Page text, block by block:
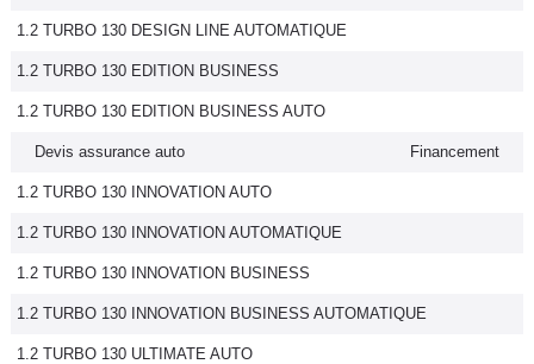
1.2 TURBO 130 DESIGN LINE AUTOMATIQUE
1.2 TURBO 130 EDITION BUSINESS
1.2 TURBO 130 EDITION BUSINESS AUTO
Devis assurance auto Financement
1.2 TURBO 130 INNOVATION AUTO
1.2 TURBO 130 INNOVATION AUTOMATIQUE
1.2 TURBO 130 INNOVATION BUSINESS
1.2 TURBO 130 INNOVATION BUSINESS AUTOMATIQUE
1.2 TURBO 130 ULTIMATE AUTO